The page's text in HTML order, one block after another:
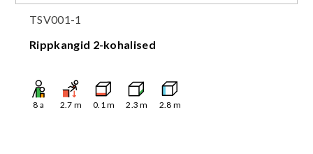
TSV001-1
Rippkangid 2-kohalised
8 a 2.7 m 0.1m 2.3 m 2.8 m